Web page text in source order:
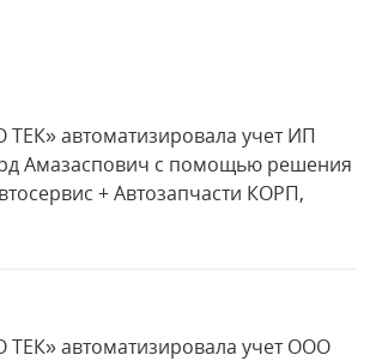
автоматизировала учет ИП
Амазаспович с помощью решения
+ Автозапчасти КОРП,
автоматизировала учет ООО